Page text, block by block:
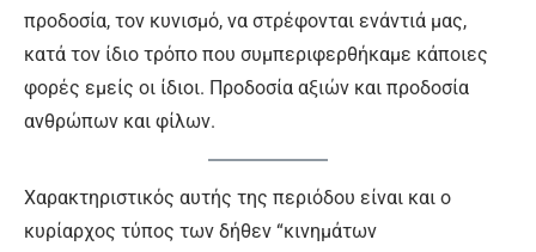
προδοσία, τον κυνισμό, να στρέφονται ενάντιά μας,
κατά τον ίδιο τρόπο που συμπεριφερθήκαμε κάποιες
φορές εμείς οι ίδιοι. Προδοσία αξιών και προδοσία
ανθρώπων και φίλων.
Χαρακτηριστικός αυτής της περιόδου είναι και ο
κυρίαρχος τύπος των δήθεν “κινημάτων